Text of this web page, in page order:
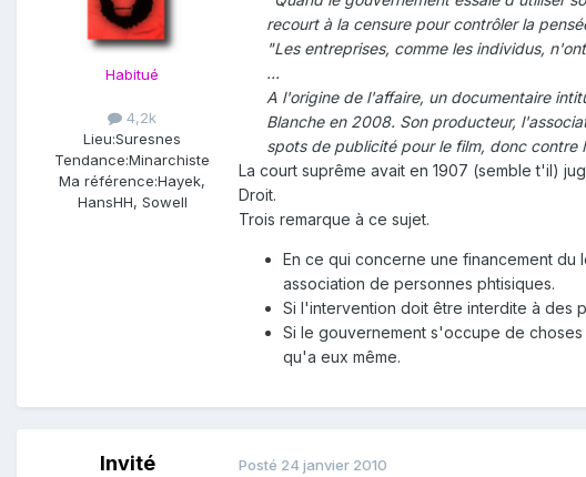
Habitué
4,2k
Lieu:Suresnes
Tendance:Minarchiste
Ma référence:Hayek,
HansHH, Sowell
recourt à la censure pour contrôler la
"Les entreprises, comme les individus,
…
A l'origine de l'affaire, un documentaire
Blanche en 2008. Son producteur,
spots de publicité pour le film, donc contre
La court suprême avait en 1907 (semble t'il)
Droit.
Trois remarque à ce sujet.
En ce qui concerne une financement du
association de personnes phtisiques.
Si l'intervention doit être interdite à des
Si le gouvernement s'occupe de
qu'a eux même.
Invité Posté 24 janvier 2010